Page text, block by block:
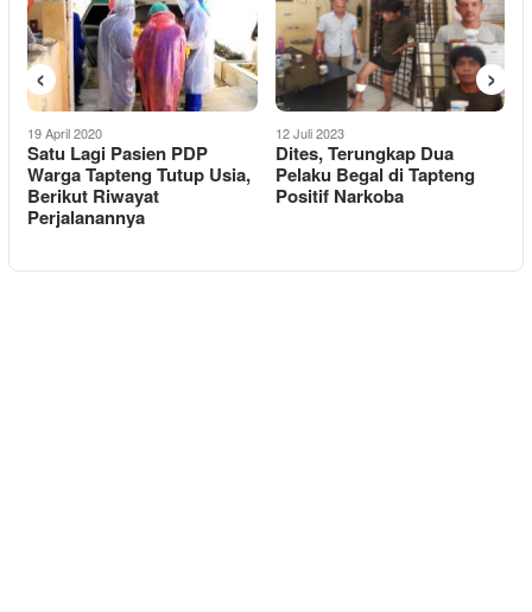
19 April 2020
Satu Lagi Pasien PDP
Warga Tapteng Tutup Usia,
Berikut Riwayat
Perjalanannya
12 Juli 2023
Dites, Terungkap Dua
Pelaku Begal di Tapteng
Positif Narkoba
‹ ›